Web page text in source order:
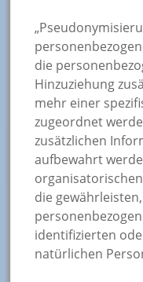
die
Hinzuziehung
mehr einer
zugeordnet
zusätzlichen
aufbewahrt
die
identifizierten
natürlichen